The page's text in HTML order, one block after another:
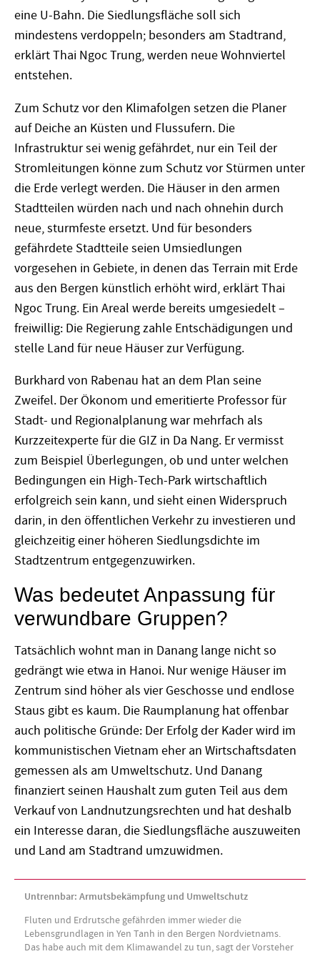
eine U-Bahn. Die Siedlungsfläche soll sich
mindestens verdoppeln; besonders am Stadtrand,
erklärt Thai Ngoc Trung, werden neue Wohnviertel
entstehen.
Zum Schutz vor den Klimafolgen setzen die Planer
auf Deiche an Küsten und Flussufern. Die
Infrastruktur sei wenig gefährdet, nur ein Teil der
Stromleitungen könne zum Schutz vor Stürmen unter
die Erde verlegt werden. Die Häuser in den armen
Stadtteilen würden nach und nach ohnehin durch
neue, sturmfeste ersetzt. Und für besonders
gefährdete Stadtteile seien Umsiedlungen
vorgesehen in Gebiete, in denen das Terrain mit Erde
aus den Bergen künstlich erhöht wird, erklärt Thai
Ngoc Trung. Ein Areal werde bereits umgesiedelt –
freiwillig: Die Regierung zahle Entschädigungen und
stelle Land für neue Häuser zur Verfügung.
Burkhard von Rabenau hat an dem Plan seine
Zweifel. Der Ökonom und emeritierte Professor für
Stadt- und Regionalplanung war mehrfach als
Kurzzeitexperte für die GIZ in Da Nang. Er vermisst
zum Beispiel Überlegungen, ob und unter welchen
Bedingungen ein High-Tech-Park wirtschaftlich
erfolgreich sein kann, und sieht einen Widerspruch
darin, in den öffentlichen Verkehr zu investieren und
gleichzeitig einer höheren Siedlungsdichte im
Stadtzentrum entgegenzuwirken.
Was bedeutet Anpassung für
verwundbare Gruppen?
Tatsächlich wohnt man in Danang lange nicht so
gedrängt wie etwa in Hanoi. Nur wenige Häuser im
Zentrum sind höher als vier Geschosse und endlose
Staus gibt es kaum. Die Raumplanung hat offenbar
auch politische Gründe: Der Erfolg der Kader wird im
kommunistischen Vietnam eher an Wirtschaftsdaten
gemessen als am Umweltschutz. Und Danang
finanziert seinen Haushalt zum guten Teil aus dem
Verkauf von Landnutzungsrechten und hat deshalb
ein Interesse daran, die Siedlungsfläche auszuweiten
und Land am Stadtrand umzuwidmen.
Untrennbar: Armutsbekämpfung und Umweltschutz
Fluten und Erdrutsche gefährden immer wieder die
Lebensgrundlagen in Yen Tanh in den Bergen Nordvietnams.
Das habe auch mit dem Klimawandel zu tun, sagt der Vorsteher